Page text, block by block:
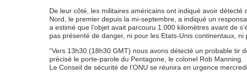
De leur côté, les militaires américains ont indiqué avoir détecté
Nord, le premier depuis la mi-septembre, a indiqué un
a estimé que l’objet avait parcouru 1.000 kilomètres avant de
pas présenté de danger, ni pour les Etats-Unis continentaux,
“Vers 13h30 (18h30 GMT) nous avons détecté un probable tir
précisé le porte-parole du Pentagone, le colonel Rob Manning.
Le Conseil de sécurité de l’ONU se réunira en urgence mercredi